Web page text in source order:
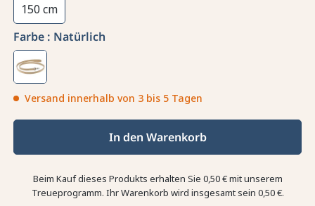
150 cm
Farbe : Natürlich
Versand innerhalb von 3 bis 5 Tagen
In den Warenkorb
Beim Kauf dieses Produkts erhalten Sie 0,50 €mit unserem
Treueprogramm. Ihr Warenkorb wird insgesamt sein 0,50 €.